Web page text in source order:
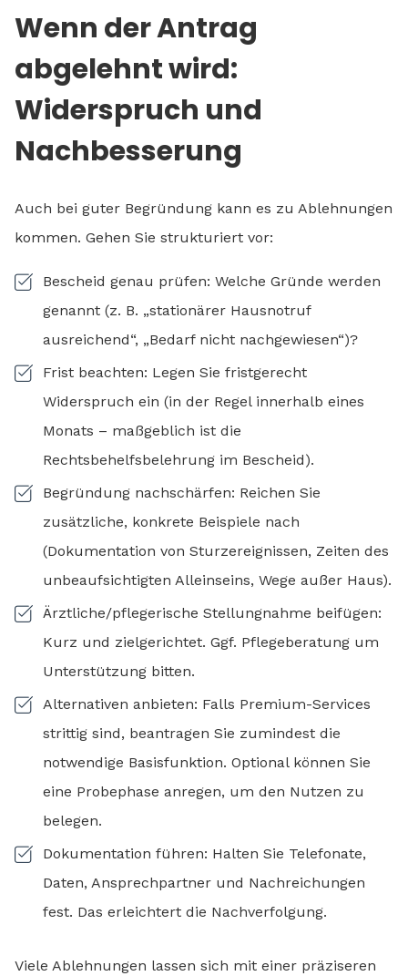
Wenn der Antrag
abgelehnt wird:
Widerspruch und
Nachbesserung
Auch bei guter Begründung kann es zu Ablehnungen
kommen. Gehen Sie strukturiert vor:
Bescheid genau prüfen: Welche Gründe werden
genannt (z. B. „stationärer Hausnotruf
ausreichend“, „Bedarf nicht nachgewiesen“)?
Frist beachten: Legen Sie fristgerecht
Widerspruch ein (in der Regel innerhalb eines
Monats – maßgeblich ist die
Rechtsbehelfsbelehrung im Bescheid).
Begründung nachschärfen: Reichen Sie
zusätzliche, konkrete Beispiele nach
(Dokumentation von Sturzereignissen, Zeiten des
unbeaufsichtigten Alleinseins, Wege außer Haus).
Ärztliche/pflegerische Stellungnahme beifügen:
Kurz und zielgerichtet. Ggf. Pflegeberatung um
Unterstützung bitten.
Alternativen anbieten: Falls Premium-Services
strittig sind, beantragen Sie zumindest die
notwendige Basisfunktion. Optional können Sie
eine Probephase anregen, um den Nutzen zu
belegen.
Dokumentation führen: Halten Sie Telefonate,
Daten, Ansprechpartner und Nachreichungen
fest. Das erleichtert die Nachverfolgung.
Viele Ablehnungen lassen sich mit einer präziseren